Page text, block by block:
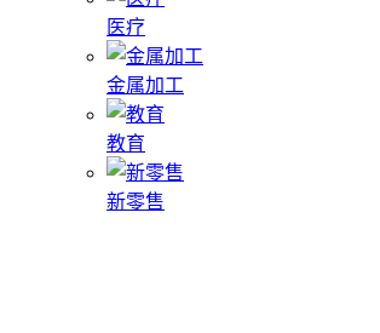
医疗
金属加工
教育
新零售